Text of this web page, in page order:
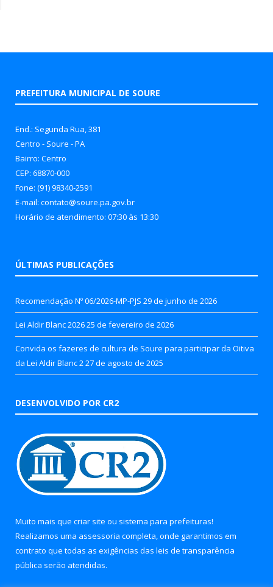
PREFEITURA MUNICIPAL DE SOURE
End.: Segunda Rua, 381
Centro - Soure - PA
Bairro: Centro
CEP: 68870-000
Fone: (91) 98340-2591
E-mail: contato@soure.pa.gov.br
Horário de atendimento: 07:30 às 13:30
ÚLTIMAS PUBLICAÇÕES
Recomendação Nº 06/2026-MP-PJS 29 de junho de 2026
Lei Aldir Blanc 202625 de fevereiro de 2026
Convida os fazeres de cultura de Soure para participar da Oitiva
da Lei Aldir Blanc 2 27 de agosto de 2025
DESENVOLVIDO POR CR2
Muito mais que criar site ou sistema para prefeituras!
Realizamos uma assessoria completa, onde garantimos em
contrato que todas as exigências das leis de transparência
pública serão atendidas.